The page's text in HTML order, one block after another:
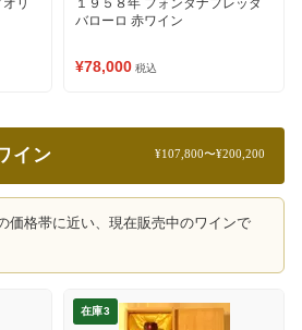
リ
１９５８年 フォンタナフレッダ
バローロ 赤ワイン
¥78,000 税込
イン ¥107,800〜¥200,200
価格帯に近い、現在販売中のワインで
在庫3